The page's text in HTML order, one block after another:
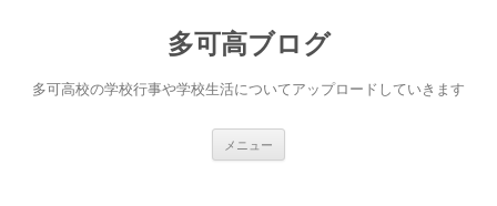
へ
ス
多可高ブログ
多可高校の学校行事や学校生活についてアップロードしていきます
メニュー